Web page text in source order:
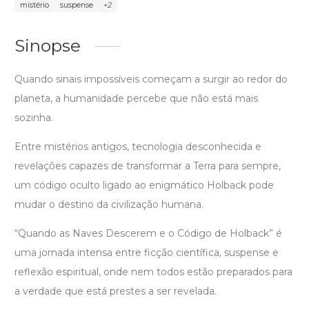
mistério
suspense +2
Sinopse
Quando sinais impossíveis começam a surgir ao redor do
planeta, a humanidade percebe que não está mais
sozinha.
Entre mistérios antigos, tecnologia desconhecida e
revelações capazes de transformar a Terra para sempre,
um código oculto ligado ao enigmático Holback pode
mudar o destino da civilização humana.
“Quando as Naves Descerem e o Código de Holback” é
uma jornada intensa entre ficção científica, suspense e
reflexão espiritual, onde nem todos estão preparados para
a verdade que está prestes a ser revelada.